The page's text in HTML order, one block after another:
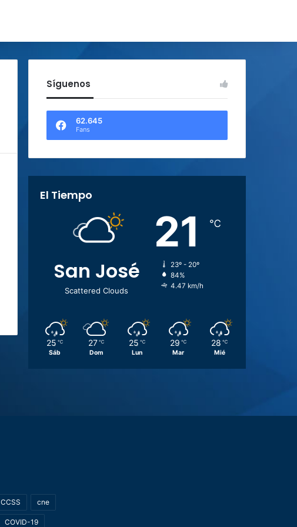
Síguenos
62.645
Fans
El Tiempo
San José
Scattered Clouds
21 ℃
23º - 20º
84%
4.47 km/h
25 ℃
Sáb
27 ℃
Dom
25 ℃
Lun
29 ℃
Mar
28 ℃
Mié
CCSS cne
COVID-19